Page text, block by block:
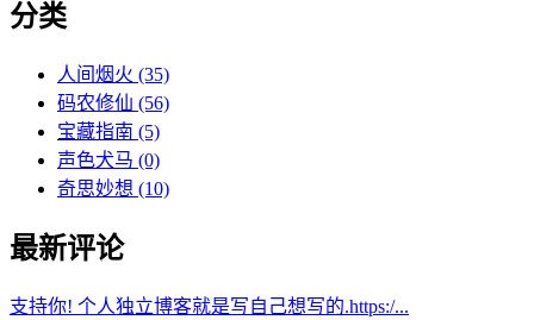
分类
人间烟火 (35)
码农修仙 (56)
宝藏指南 (5)
声色犬马 (0)
奇思妙想 (10)
最新评论
支持你! 个人独立博客就是写自己想写的.https:/...